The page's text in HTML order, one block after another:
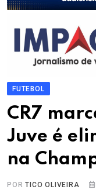
FUTEBOL
CR7
Juve é
na
PORTICO OLIVEIRA